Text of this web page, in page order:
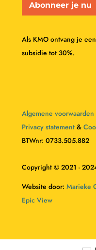
Abonneer je nu
Als KMO ontvang je een
subsidie tot 30%.
Algemene voorwaarden
Privacy statement&
BTWnr: 0733.505.882
Copyright © 2021 -
Website door: Marieke
Epic View